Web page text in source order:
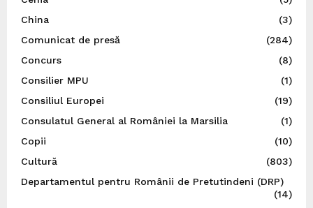
China
(3)
Comunicat de presă
(284)
Concurs
(8)
Consilier MPU
(1)
Consiliul Europei
(19)
Consulatul General al României la Marsilia
(1)
Copii
(10)
Cultură
(803)
Departamentul pentru Românii de Pretutindeni (DRP)
(14)